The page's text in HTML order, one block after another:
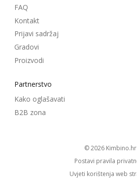
FAQ
Kontakt
Prijavi sadržaj
Gradovi
Proizvodi
Partnerstvo
Kako oglašavati
B2B zona
© 2026
kimbino.hr
Postavi pravila
Uvjeti korištenja web